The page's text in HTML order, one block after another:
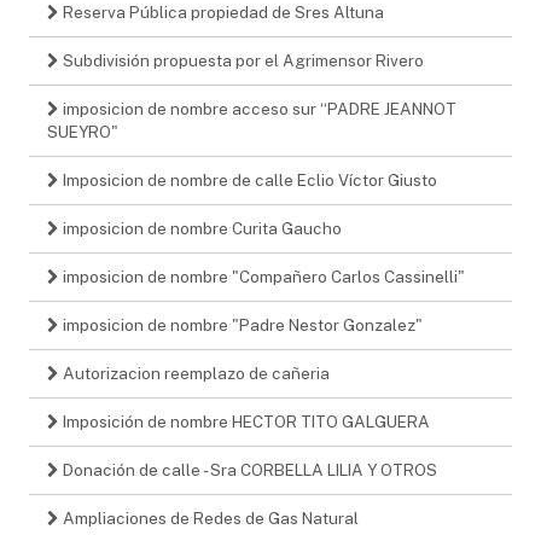
Reserva Pública propiedad de Sres Altuna
Subdivisión propuesta por el Agrimensor Rivero
imposicion de nombre acceso sur “PADRE JEANNOT
SUEYRO"
Imposicion de nombre de calle Eclio Víctor Giusto
imposicion de nombre Curita Gaucho
imposicion de nombre "Compañero Carlos Cassinelli"
imposicion de nombre "Padre Nestor Gonzalez"
Autorizacion reemplazo de cañeria
Imposición de nombre HECTOR TITO GALGUERA
Donación de calle - Sra CORBELLA LILIA Y OTROS
Ampliaciones de Redes de Gas Natural